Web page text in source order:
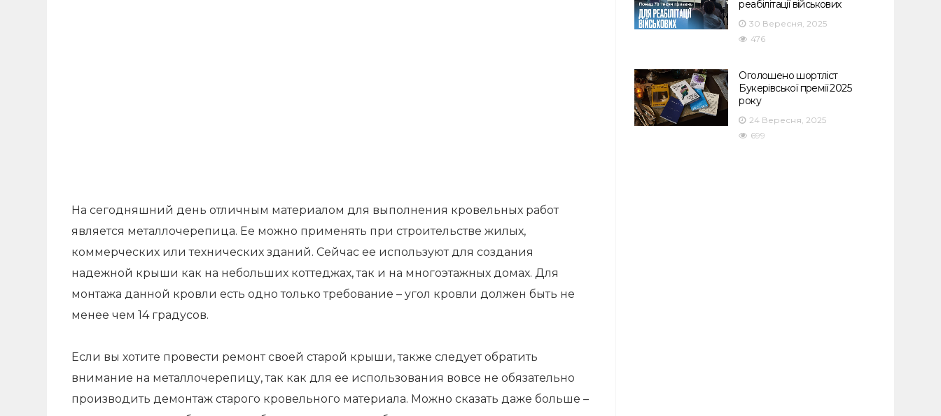
На сегодняшний день отличным материалом для выполнения кровельных работ
является металлочерепица. Ее можно применять при строительстве жилых,
коммерческих или технических зданий. Сейчас ее используют для создания
надежной крыши как на небольших коттеджах, так и на многоэтажных домах. Для
монтажа данной кровли есть одно только требование – угол кровли должен быть не
менее чем 14 градусов.
Если вы хотите провести ремонт своей старой крыши, также следует обратить
внимание на металлочерепицу, так как для ее использования вовсе не обязательно
производить демонтаж старого кровельного материала. Можно сказать даже больше –
реабілітації військових
30 Вересня, 2025
476
Оголошено шортліст
Букерівської премії 2025
року
24 Вересня, 2025
699